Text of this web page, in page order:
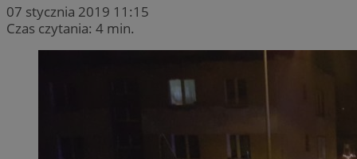
07 stycznia 2019 11:15
Czas czytania: 4 min.